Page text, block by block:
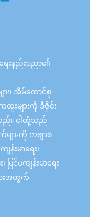
ေးနည်းပညာ၏
း၊ အိမ်ထောင်စု
းများကို ဒီဇိုင်း
ည်။ ငါတို့သည်
များကို ကဗျာစံ
းမာရေး၊
ပြင်ပကျန်းမာရေး
ားအတွက်